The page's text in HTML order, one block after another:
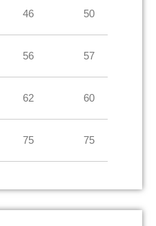
46 50
56 57
62 60
75 75